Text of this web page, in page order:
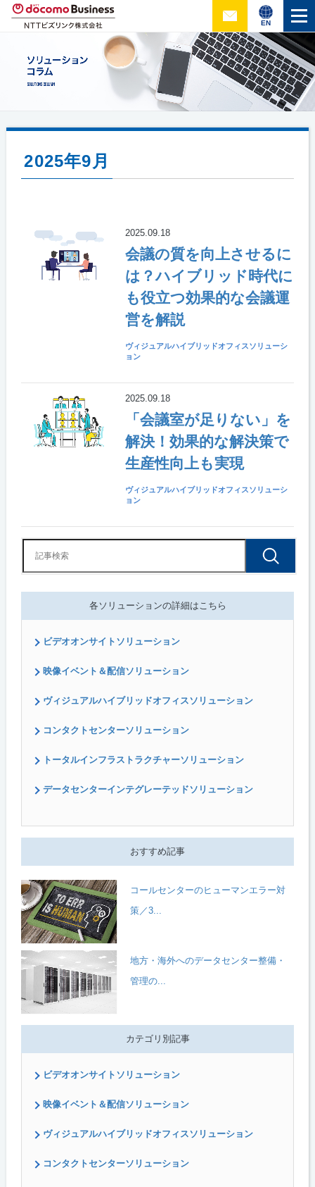
EN
2025年9月
2025.09.18
会議の質を向上させるに
は？ハイブリッド時代に
も役立つ効果的な会議運
営を解説
ヴィジュアルハイブリッドオフィスソリューシ
ョン
2025.09.18
「会議室が足りない」を
解決！効果的な解決策で
生産性向上も実現
ヴィジュアルハイブリッドオフィスソリューシ
ョン
各ソリューションの詳細はこちら
ビデオオンサイトソリューション
映像イベント＆配信ソリューション
ヴィジュアルハイブリッドオフィスソリューション
コンタクトセンターソリューション
トータルインフラストラクチャーソリューション
データセンターインテグレーテッドソリューション
おすすめ記事
コールセンターのヒューマンエラー対
策／3...
地方・海外へのデータセンター整備・
管理の...
カテゴリ別記事
ビデオオンサイトソリューション
映像イベント＆配信ソリューション
ヴィジュアルハイブリッドオフィスソリューション
コンタクトセンターソリューション